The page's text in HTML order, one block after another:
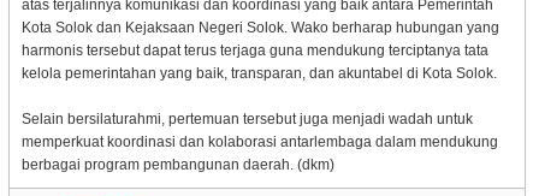
atas terjalinnya komunikasi dan koordinasi yang baik antara Pemerintah
Kota Solok dan Kejaksaan Negeri Solok. Wako berharap hubungan yang
harmonis tersebut dapat terus terjaga guna mendukung terciptanya tata
kelola pemerintahan yang baik, transparan, dan akuntabel di Kota Solok.
Selain bersilaturahmi, pertemuan tersebut juga menjadi wadah untuk
memperkuat koordinasi dan kolaborasi antarlembaga dalam mendukung
berbagai program pembangunan daerah. (dkm)